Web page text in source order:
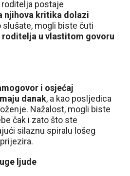
postaje
njihova kritika dolazi
slušate, mogli biste čuti
roditelja u vlastitom govoru
i osjećaj
danak, a kao posljedica
Nažalost, mogli biste
čak i zato što ste
silaznu spiralu lošeg
ljude